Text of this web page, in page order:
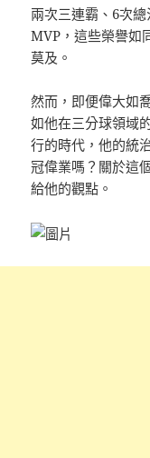
兩次三連霸、6次
MVP，這些榮譽如
莫及。
然而，即便偉大如
如他在三分球領域
行的時代，他的統
冠偉業嗎？關於這
給他的觀點。